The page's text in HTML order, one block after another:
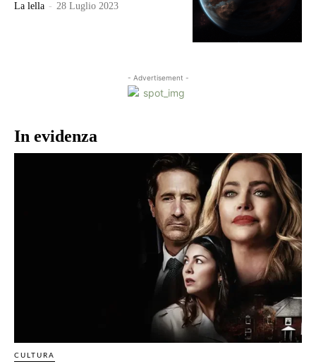
La lella - 28 Luglio 2023
- Advertisement -
In evidenza
CULTURA